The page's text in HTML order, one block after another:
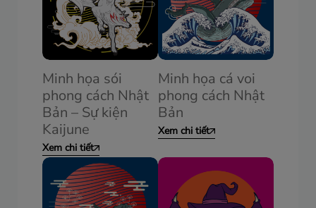
Minh họa sói
phong cách Nhật
Bản – Sự kiện
Kaijune
Xem chi tiết
Minh họa cá voi
phong cách Nhật
Bản
Xem chi tiết